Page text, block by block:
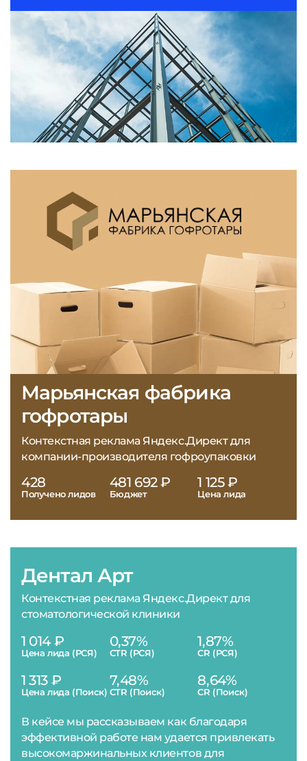
Дентал Арт
Контекстная реклама Яндекс.Директ для
стоматологической клиники
1 014 ₽
Цена лида (РСЯ)
0,37%
CTR (РСЯ)
1,87%
CR (РСЯ)
1 313 ₽
Цена лида (Поиск)
7,48%
CTR (Поиск)
8,64%
CR (Поиск)
В кейсе мы рассказываем как благодаря
эффективной работе нам удается привлекать
высокомаржинальных клиентов для
Марьянская фабрика
гофротары
Контекстная реклама Яндекс.Директ для
компании-производителя гофроупаковки
428
Получено лидов
481 692 ₽
Бюджет
1 125 ₽
Цена лида